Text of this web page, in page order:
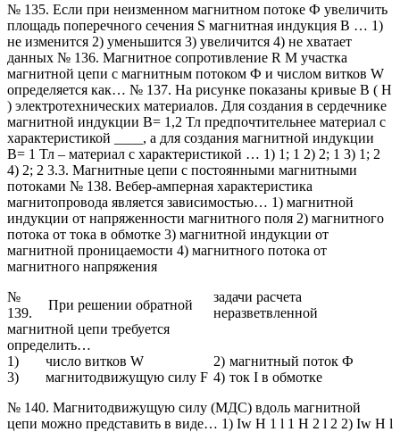
№ 135. Если при неизменном магнитном потоке Ф увеличить
площадь поперечного сечения S магнитная индукция В … 1)
не изменится 2) уменьшится 3) увеличится 4) не хватает
данных № 136. Магнитное сопротивление R M участка
магнитной цепи с магнитным потоком Ф и числом витков W
определяется как… № 137. На рисунке показаны кривые В ( Н
) электротехнических материалов. Для создания в сердечнике
магнитной индукции В= 1,2 Тл предпочтительнее материал с
характеристикой ____, а для создания магнитной индукции
В= 1 Тл – материал с характеристикой … 1) 1; 1 2) 2; 1 3) 1; 2
4) 2; 2 3.3. Магнитные цепи с постоянными магнитными
потоками № 138. Вебер-амперная характеристика
магнитопровода является зависимостью… 1) магнитной
индукции от напряженности магнитного поля 2) магнитного
потока от тока в обмотке 3) магнитной индукции от
магнитной проницаемости 4) магнитного потока от
магнитного напряжения
№
139.
При решении обратной
задачи расчета
неразветвленной
магнитной цепи требуется
определить…
1)
число витков W 2) магнитный поток Ф
3)
магнитодвижущую силу F 4) ток I в обмотке
№ 140. Магнитодвижущую силу (МДС) вдоль магнитной
цепи можно представить в виде… 1) Iw H 1 l 1 H 2 l 2 2) Iw H l